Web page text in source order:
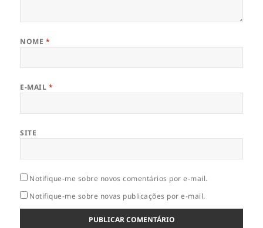
NOME *
E-MAIL *
SITE
Notifique-me sobre novos comentários por e-mail.
Notifique-me sobre novas publicações por e-mail.